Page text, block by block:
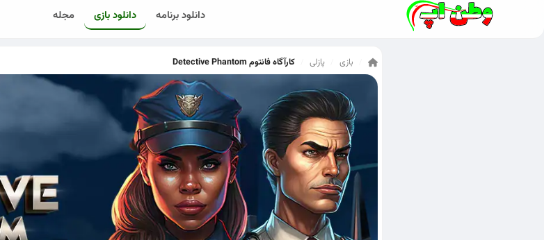
مجله دانلود بازی دانلود برنامه
بازی پازلی کارآگاه فانتوم Detective Phantom